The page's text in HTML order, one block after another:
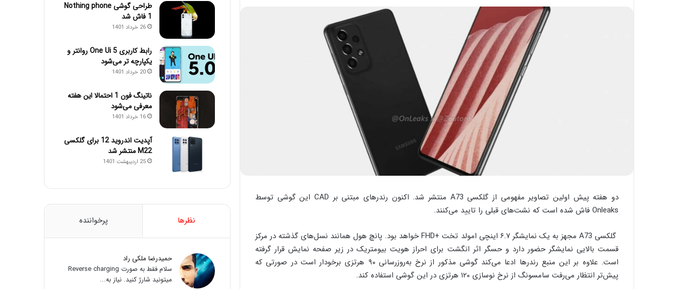
دو هفته پیش اولین تصاویر مفهومی از گلکسی A73 منتشر شد. اکنون رندرهای مبتنی بر CAD این گوشی توسط
Onleaks فاش شده است که نشت‌های قبلی را تایید می‌کنند.
گلکسی A73 مجهز به یک نمایشگر ۶.۷ اینچی امولد تخت +FHD خواهد بود. پانچ هول همانند نسل‌های گذشته در مرکز
قسمت بالایی نمایشگر حضور دارد و حسگر اثر انگشت برای احراز هویت بیومتریک در زیر صفحه نمایش قرار گرفته
است. علاوه بر این منبع رندرها ادعا می‌کند گوشی مذکور از نرخ به‌روزرسانی ۹۰ هرتزی برخودار است در صورتی که
پیش‌تر انتظار می‌رفت سامسونگ از نرخ نوسازی ۱۲۰ هرتزی در این گوشی استفاده کند.
طراحی گوشی Nothing phone
1 فاش شد
26 خرداد 1401
رابط کاربری One Ui 5 روانتر و
یکپارچه تر می‌شود
20 خرداد 1401
ناتینگ فون 1 احتمالا این هفته
معرفی می‌شود
16 خرداد 1401
آپدیت اندروید 12 برای گلکسی
M22 منتشر شد
25 اردیبهشت 1401
نظرها پرخواننده
حمیدرضا ملکی راد
سلام فقط به صورت Reverse charging
میتونید شارژ کنید. نیاز به...